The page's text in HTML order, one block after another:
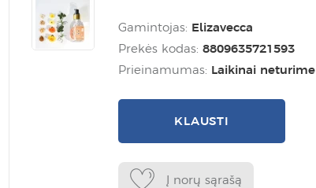
Gamintojas: Elizavecca
Prekės kodas: 8809635721593
Prieinamumas: Laikinai neturime
KLAUSTI
Į norų sąrašą